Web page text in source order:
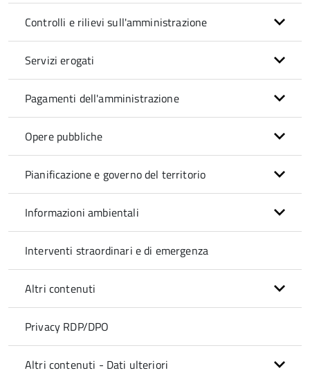
Controlli e rilievi sull'amministrazione
Servizi erogati
Pagamenti dell'amministrazione
Opere pubbliche
Pianificazione e governo del territorio
Informazioni ambientali
Interventi straordinari e di emergenza
Altri contenuti
Privacy RDP/DPO
Altri contenuti - Dati ulteriori